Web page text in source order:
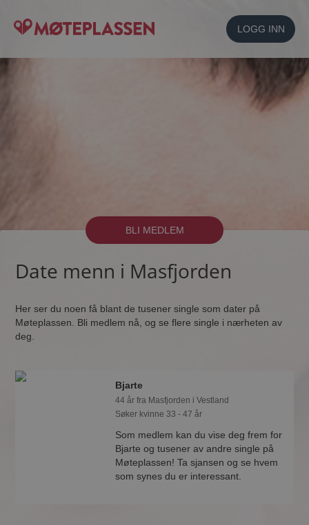
LOGG INN
BLI MEDLEM
Date menn i Masfjorden
Her ser du noen få blant de tusener single som dater på
Møteplassen. Bli medlem nå, og se flere single i nærheten av
deg.
Bjarte
44 år fra Masfjorden i Vestland
Søker kvinne 33 - 47 år
Som medlem kan du vise deg frem for
Bjarte og tusener av andre single på
Møteplassen! Ta sjansen og se hvem
som synes du er interessant.